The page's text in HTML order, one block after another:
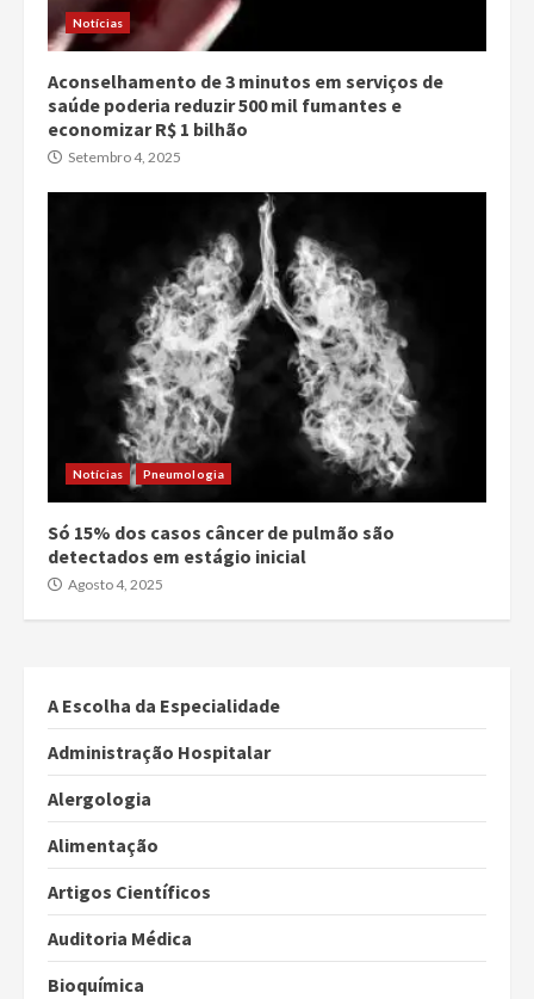
Notícias
Aconselhamento de 3 minutos em serviços de
saúde poderia reduzir 500 mil fumantes e
economizar R$ 1 bilhão
Setembro 4, 2025
Notícias Pneumologia
Só 15% dos casos câncer de pulmão são
detectados em estágio inicial
Agosto 4, 2025
A Escolha da Especialidade
Administração Hospitalar
Alergologia
Alimentação
Artigos Científicos
Auditoria Médica
Bioquímica